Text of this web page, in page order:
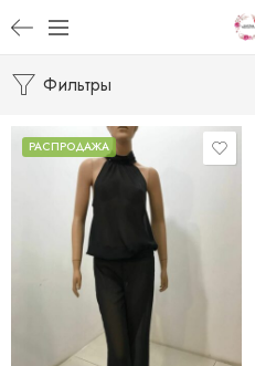
Фильтры
РАСПРОДАЖА